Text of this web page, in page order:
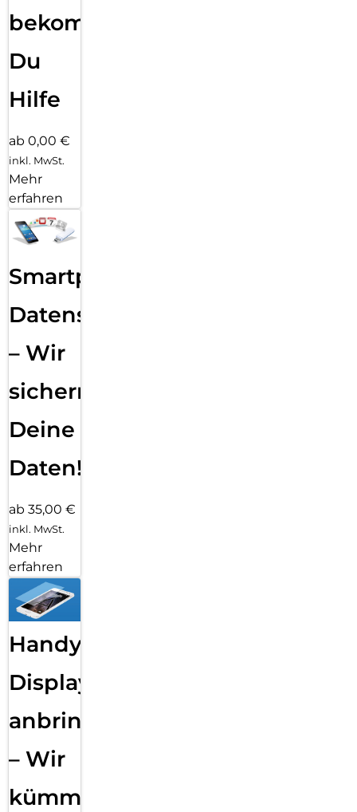
bekommst
Du
Hilfe
ab 0,00 €
inkl. MwSt.
Mehr
erfahren
Smartphone
Datensicherung
– Wir
sichern
Deine
Daten!
ab 35,00 €
inkl. MwSt.
Mehr
erfahren
Handy
Displayfolie
anbringen
– Wir
kümmern